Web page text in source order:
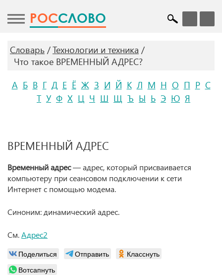
POCСЛОВО
Словарь
Технологии и техника
Что такое ВРЕМЕННЫЙ АДРЕС?
А Б В Г Д Е Ё Ж З И Й К Л М Н О П Р С
Т У Ф Х Ц Ч Ш Щ Ъ Ы Ь Э Ю Я
ВРЕМЕННЫЙ АДРЕС
Временный адрес— адрес, который присваивается
компьютеру при сеансовом подключении к сети
Интернет с помощью модема.
Синоним: динамический адрес.
См.Адрес2
Поделиться Отправить
Класснуть
Вотсапнуть